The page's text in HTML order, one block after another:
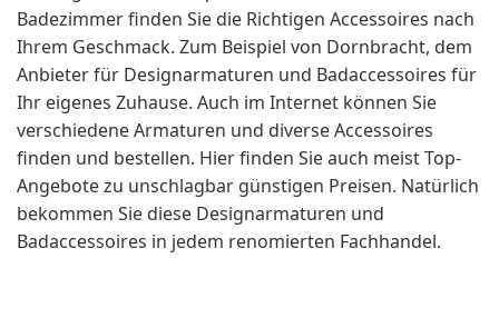
Badezimmer finden Sie die Richtigen Accessoires nach
Ihrem Geschmack. Zum Beispiel von Dornbracht, dem
Anbieter für Designarmaturen und Badaccessoires für
Ihr eigenes Zuhause. Auch im Internet können Sie
verschiedene Armaturen und diverse Accessoires
finden und bestellen. Hier finden Sie auch meist Top-
Angebote zu unschlagbar günstigen Preisen. Natürlich
bekommen Sie diese Designarmaturen und
Badaccessoires in jedem renomierten Fachhandel.